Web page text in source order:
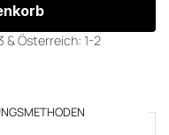
& Österreich: 1-2